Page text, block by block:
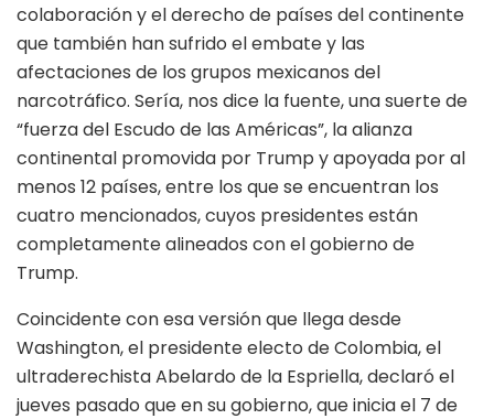
colaboración y el derecho de países del continente
que también han sufrido el embate y las
afectaciones de los grupos mexicanos del
narcotráfico. Sería, nos dice la fuente, una suerte de
“fuerza del Escudo de las Américas”, la alianza
continental promovida por Trump y apoyada por al
menos 12 países, entre los que se encuentran los
cuatro mencionados, cuyos presidentes están
completamente alineados con el gobierno de
Trump.
Coincidente con esa versión que llega desde
Washington, el presidente electo de Colombia, el
ultraderechista Abelardo de la Espriella, declaró el
jueves pasado que en su gobierno, que inicia el 7 de